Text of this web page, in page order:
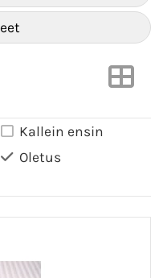
Kallein ensin
Oletus